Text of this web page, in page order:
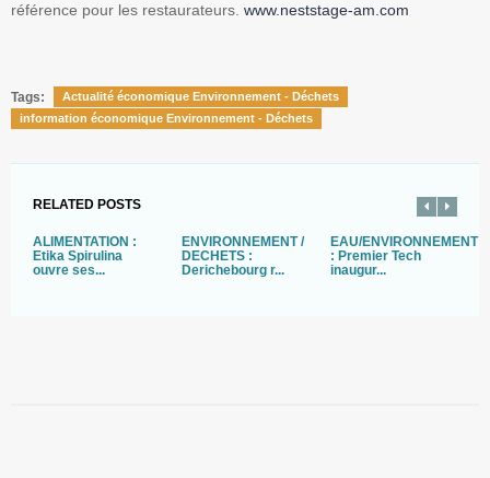
référence pour les restaurateurs. www.neststage-am.com
Tags:
Actualité économique Environnement - Déchets
information économique Environnement - Déchets
RELATED POSTS
ALIMENTATION :
Etika Spirulina
ouvre ses...
ENVIRONNEMENT /
DECHETS :
Derichebourg r...
EAU/ENVIRONNEMENT
: Premier Tech
inaugur...